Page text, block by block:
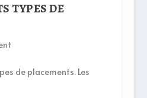
TYPES DE
de placements. Les